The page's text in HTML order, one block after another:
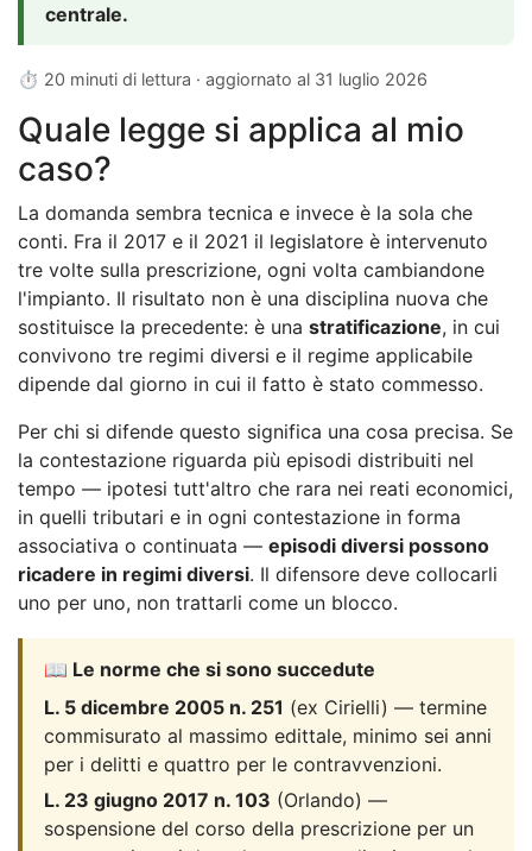
centrale.
⏱ 20 minuti di lettura · aggiornato al 31 luglio 2026
Quale legge si applica al mio
caso?
La domanda sembra tecnica e invece è la sola che
conti. Fra il 2017 e il 2021 il legislatore è intervenuto
tre volte sulla prescrizione, ogni volta cambiandone
l'impianto. Il risultato non è una disciplina nuova che
sostituisce la precedente: è una stratificazione, in cui
convivono tre regimi diversi e il regime applicabile
dipende dal giorno in cui il fatto è stato commesso.
Per chi si difende questo significa una cosa precisa. Se
la contestazione riguarda più episodi distribuiti nel
tempo — ipotesi tutt'altro che rara nei reati economici,
in quelli tributari e in ogni contestazione in forma
associativa o continuata — episodi diversi possono
ricadere in regimi diversi. Il difensore deve collocarli
uno per uno, non trattarli come un blocco.
📖 Le norme che si sono succedute
L. 5 dicembre 2005 n. 251 (ex Cirielli) — termine
commisurato al massimo edittale, minimo sei anni
per i delitti e quattro per le contravvenzioni.
L. 23 giugno 2017 n. 103 (Orlando) —
sospensione del corso della prescrizione per un